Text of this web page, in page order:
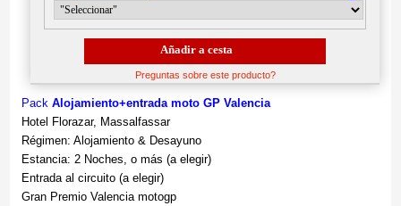
Preguntas sobre este producto?
Pack Alojamiento+entrada moto GP Valencia
Hotel Florazar, Massalfassar
Régimen: Alojamiento & Desayuno
Estancia: 2 Noches, o más (a elegir)
Entrada al circuito (a elegir)
Gran Premio Valencia motogp